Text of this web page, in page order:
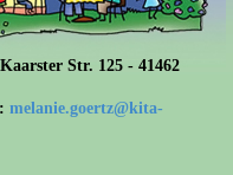
Str. 125 - 41462
melanie.goertz@kita-